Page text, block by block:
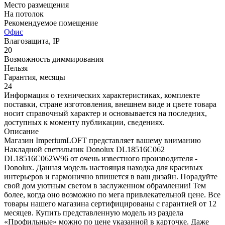
Место размещения
На потолок
Рекомендуемое помещение
Офис
Влагозащита, IP
20
Возможность диммирования
Нельзя
Гарантия, месяцы
24
Информация о технических характеристиках, комплекте
поставки, стране изготовления, внешнем виде и цвете товара
носит справочный характер и основывается на последних,
доступных к моменту публикации, сведениях.
Описание
Магазин ImperiumLOFT представляет вашему вниманию
Накладной светильник Donolux DL18516C062
DL18516C062W96 от очень известного производителя -
Donolux. Данная модель настоящая находка для красивых
интерьеров и гармонично впишется в ваш дизайн. Порадуйте
свой дом уютным светом в заслуженном обрамлении! Тем
более, когда оно возможно по мега привлекательной цене. Все
товары нашего магазина сертифицированы с гарантией от 12
месяцев. Купить представленную модель из раздела
«Профильные» можно по цене указанной в карточке. Даже